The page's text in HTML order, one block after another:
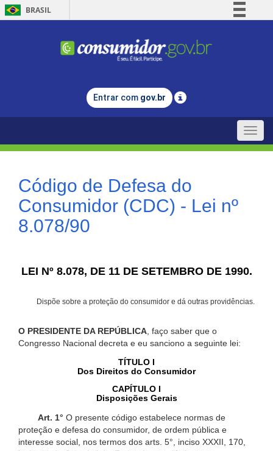
BRASIL
Comunica BR
Legislação
Entrar com gov.br
Toggle
Código de Defesa do
Consumidor (CDC) - Lei nº
8.078/90
LEI Nº 8.078, DE 11 DE SETEMBRO DE 1990.
Dispõe sobre a proteção do consumidor e dá outras providências.
O PRESIDENTE DA REPÚBLICA , faço saber que o
Congresso Nacional decreta e eu sanciono a seguinte lei:
TÍTULO I
Dos Direitos do Consumidor
CAPÍTULO I
Disposições Gerais
Art. 1° O presente código estabelece normas de
proteção e defesa do consumidor, de ordem pública e
interesse social, nos termos dos arts. 5°, inciso XXXII, 170,